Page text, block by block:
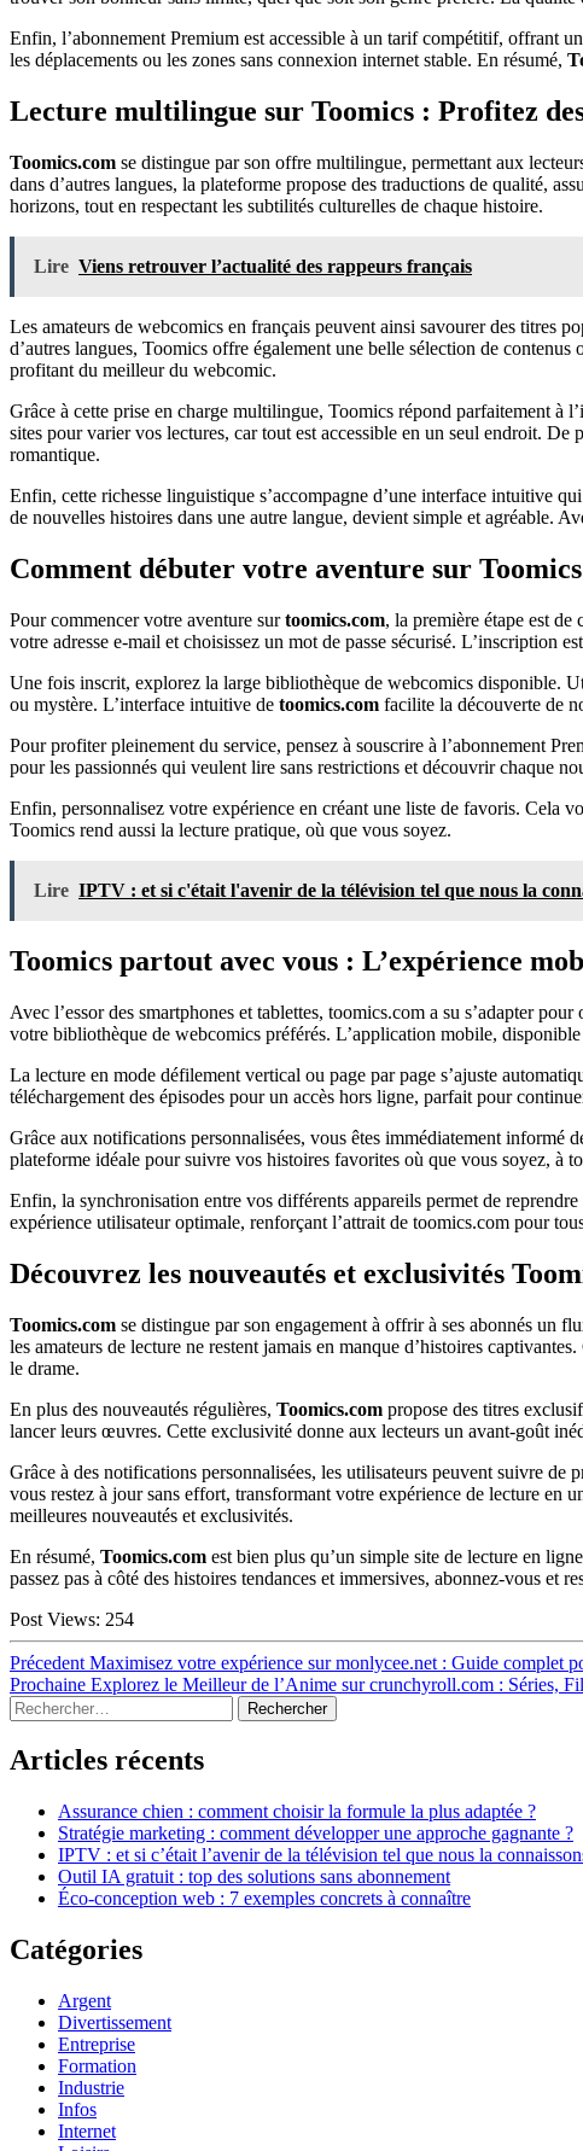
Enfin, l’abonnement Premium est accessible à un tarif compétitif, offrant
les déplacements ou les zones sans connexion internet stable. En résumé,
Lecture multilingue sur Toomics : Profitez
Toomics.com se distingue par son offre multilingue, permettant aux
dans d’autres langues, la plateforme propose des traductions de qualité,
horizons, tout en respectant les subtilités culturelles de chaque histoire.
Lire Viens retrouver l’actualité des rappeurs français
Les amateurs de webcomics en français peuvent ainsi savourer des titres
d’autres langues, Toomics offre également une belle sélection de
profitant du meilleur du webcomic.
Grâce à cette prise en charge multilingue, Toomics répond parfaitement à
sites pour varier vos lectures, car tout est accessible en un seul endroit.
romantique.
Enfin, cette richesse linguistique s’accompagne d’une interface intuitive
de nouvelles histoires dans une autre langue, devient simple et agréable.
Comment débuter votre aventure sur
Pour commencer votre aventure surtoomics.com, la première étape est
votre adresse e-mail et choisissez un mot de passe sécurisé. L’inscription
Une fois inscrit, explorez la large bibliothèque de webcomics disponible.
ou mystère. L’interface intuitive de toomics.com facilite la découverte de
Pour profiter pleinement du service, pensez à souscrire à l’abonnement
pour les passionnés qui veulent lire sans restrictions et découvrir chaque
Enfin, personnalisez votre expérience en créant une liste de favoris. Cela
Toomics rend aussi la lecture pratique, où que vous soyez.
Lire IPTV : et si c'était l'avenir de la télévision tel que nous la
Toomics partout avec vous : L’expérience
Avec l’essor des smartphones et tablettes, toomics.com a su s’adapter
votre bibliothèque de webcomics préférés. L’application mobile,
La lecture en mode défilement vertical ou page par page s’ajuste
téléchargement des épisodes pour un accès hors ligne, parfait pour
Grâce aux notifications personnalisées, vous êtes immédiatement
plateforme idéale pour suivre vos histoires favorites où que vous soyez, à
Enfin, la synchronisation entre vos différents appareils permet de
expérience utilisateur optimale, renforçant l’attrait de toomics.com pour
Découvrez les nouveautés et exclusivités
Toomics.com se distingue par son engagement à offrir à ses abonnés un
les amateurs de lecture ne restent jamais en manque d’histoires
le drame.
En plus des nouveautés régulières, Toomics.com propose des titres
lancer leurs œuvres. Cette exclusivité donne aux lecteurs un avant-goût
Grâce à des notifications personnalisées, les utilisateurs peuvent suivre
vous restez à jour sans effort, transformant votre expérience de lecture en
meilleures nouveautés et exclusivités.
En résumé, Toomics.com est bien plus qu’un simple site de lecture en
passez pas à côté des histoires tendances et immersives, abonnez-vous
Post Views: 254
Navigation
de
l’article
Précedent Article
précédent :
Maximisez votre expérience sur monlycee.net : Guide complet
Prochaine Article
suivant :
Explorez le Meilleur de l’Anime sur crunchyroll.com : Séries,
Sidebar
Rechercher :
Articles récents
Assurance chien : comment choisir la formule la plus adaptée ?
Stratégie marketing : comment développer une approche gagnante ?
IPTV : et si c’était l’avenir de la télévision tel que nous la
Outil IA gratuit : top des solutions sans abonnement
Éco-conception web : 7 exemples concrets à connaître
Catégories
Argent
Divertissement
Entreprise
Formation
Industrie
Infos
Internet